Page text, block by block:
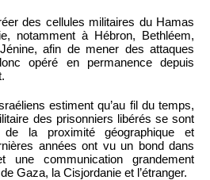
des cellules militaires du Hamas
notamment à Hébron, Bethléem,
afin de mener des attaques
opéré en permanence depuis
estiment qu’au fil du temps,
des prisonniers libérés se sont
la proximité géographique et
années ont vu un bond dans
une communication grandement
Gaza, la Cisjordanie et l’étranger.